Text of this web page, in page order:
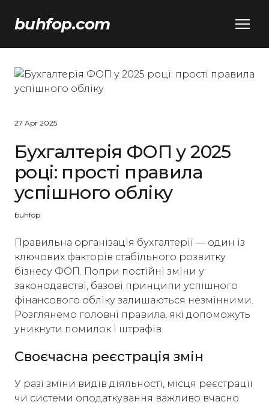
buhfop.com
27 Apr 2025
Бухгалтерія ФОП у 2025
році: прості правила
успішного обліку
buhfop
Правильна організація бухгалтерії — один із
ключових факторів стабільного розвитку
бізнесу ФОП. Попри постійні зміни у
законодавстві, базові принципи успішного
фінансового обліку залишаються незмінними.
Розглянемо головні правила, які допоможуть
уникнути помилок і штрафів.
Своєчасна реєстрація змін
У разі зміни видів діяльності, місця реєстрації
чи системи оподаткування важливо вчасно